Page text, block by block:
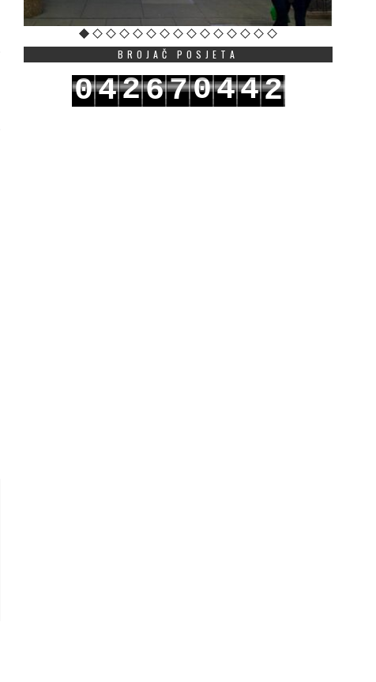
BROJAČ POSJETA
042670442